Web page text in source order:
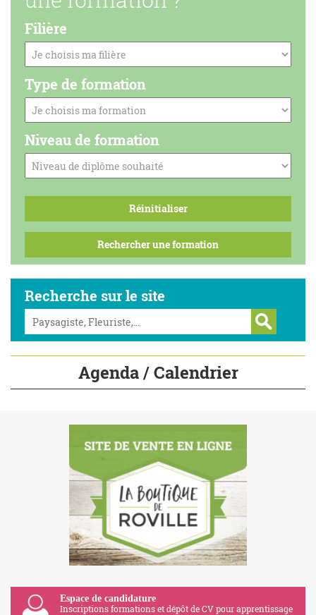
Filière
Type de formation
Niveau de formation
Recherche sur le site
Agenda / Calendrier
Espace de candidature
Inscriptions formations et dépôt de CV pour apprentissage